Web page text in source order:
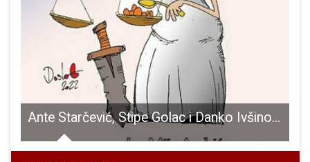
Ante Starčević, Stipe Golac i Danko Ivšinović u zborniku hrvatskog i bosanskohercegovačkog aforizma